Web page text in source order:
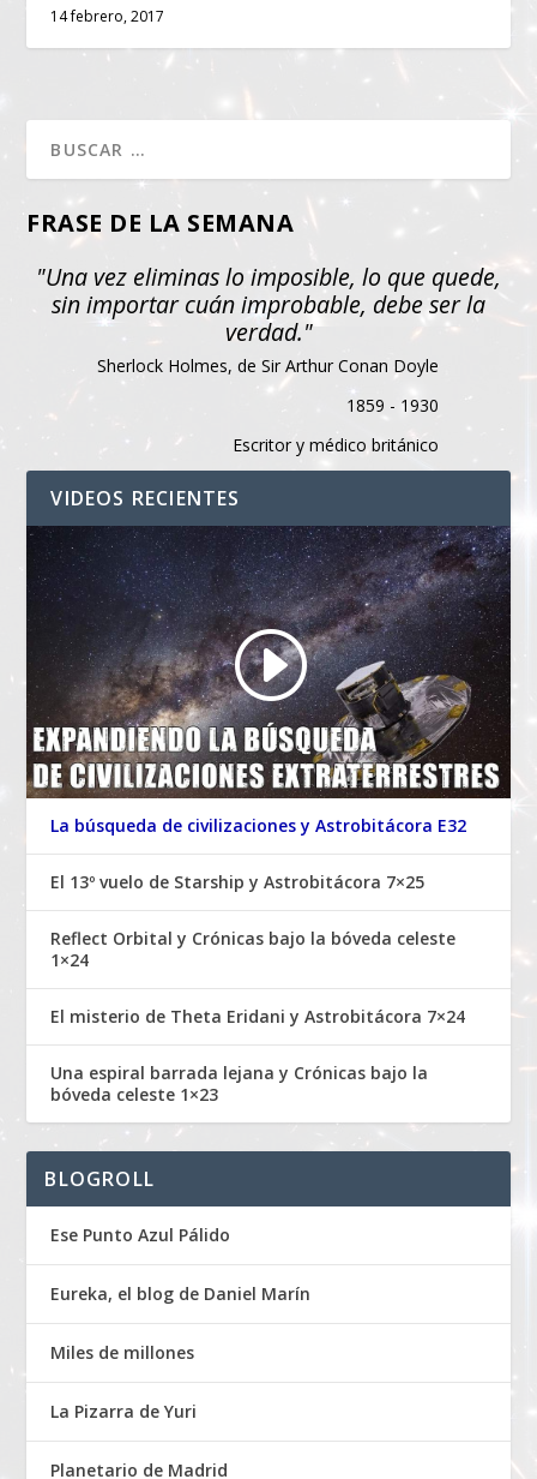
14 febrero, 2017
FRASE DE LA SEMANA
"Una vez eliminas lo imposible, lo que quede,
sin importar cuán improbable, debe ser la
verdad."
Sherlock Holmes, de Sir Arthur Conan Doyle
1859 - 1930
Escritor y médico británico
VIDEOS RECIENTES
La búsqueda de civilizaciones y Astrobitácora E32
El 13º vuelo de Starship y Astrobitácora 7×25
Reflect Orbital y Crónicas bajo la bóveda celeste
1×24
El misterio de Theta Eridani y Astrobitácora 7×24
Una espiral barrada lejana y Crónicas bajo la
bóveda celeste 1×23
BLOGROLL
Ese Punto Azul Pálido
Eureka, el blog de Daniel Marín
Miles de millones
La Pizarra de Yuri
Planetario de Madrid